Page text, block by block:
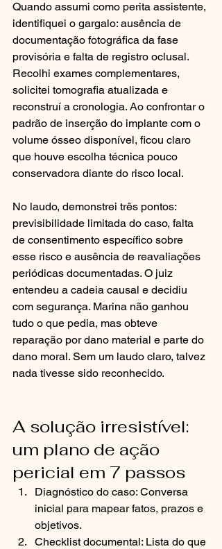
Quando assumi como perita assistente,
identifiquei o gargalo: ausência de
documentação fotográfica da fase
provisória e falta de registro oclusal.
Recolhi exames complementares,
solicitei tomografia atualizada e
reconstruí a cronologia. Ao confrontar o
padrão de inserção do implante com o
volume ósseo disponível, ficou claro
que houve escolha técnica pouco
conservadora diante do risco local.
No laudo, demonstrei três pontos:
previsibilidade limitada do caso, falta
de consentimento específico sobre
esse risco e ausência de reavaliações
periódicas documentadas. O juiz
entendeu a cadeia causal e decidiu
com segurança. Marina não ganhou
tudo o que pedia, mas obteve
reparação por dano material e parte do
dano moral. Sem um laudo claro, talvez
nada tivesse sido reconhecido.
A solução irresistível:
um plano de ação
pericial em 7 passos
Diagnóstico do caso: Conversa
inicial para mapear fatos, prazos e
objetivos.
Checklist documental: Lista do que